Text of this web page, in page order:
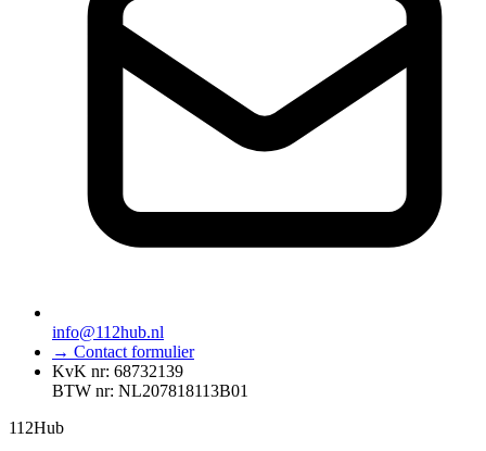
info@112hub.nl
→ Contact formulier
KvK nr: 68732139
BTW nr: NL207818113B01
112Hub